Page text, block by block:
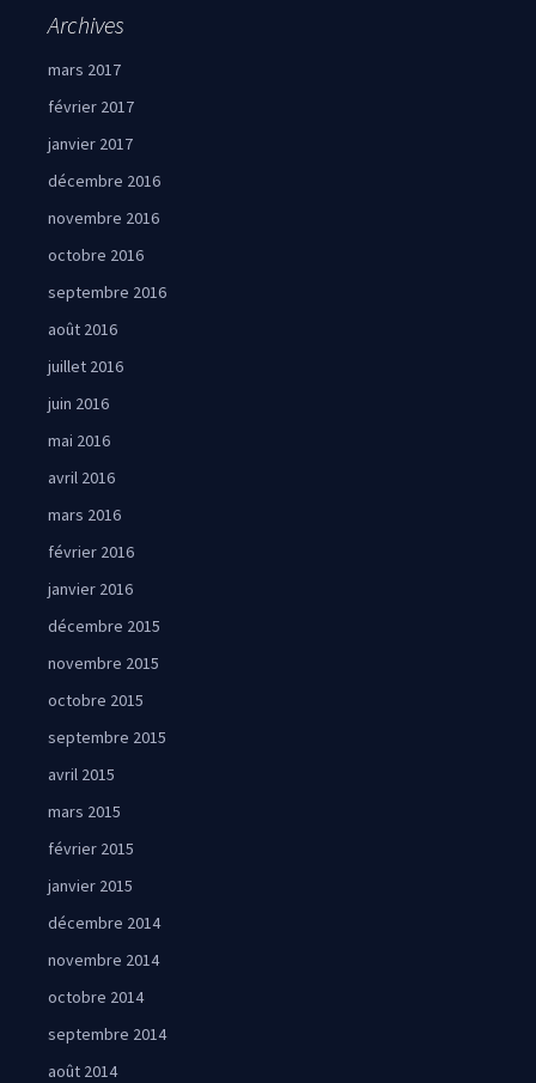
Archives
mars 2017
février 2017
janvier 2017
décembre 2016
novembre 2016
octobre 2016
septembre 2016
août 2016
juillet 2016
juin 2016
mai 2016
avril 2016
mars 2016
février 2016
janvier 2016
décembre 2015
novembre 2015
octobre 2015
septembre 2015
avril 2015
mars 2015
février 2015
janvier 2015
décembre 2014
novembre 2014
octobre 2014
septembre 2014
août 2014